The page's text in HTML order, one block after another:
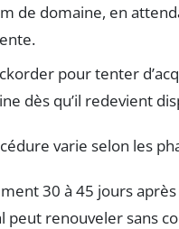
de domaine, en
pour tenter
dès qu’il redevient
varie selon les
30 à 45 jours
renouveler sans